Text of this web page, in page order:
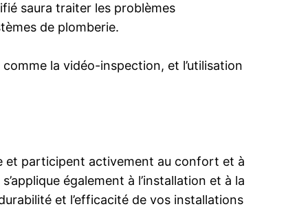
saura traiter les problèmes
de plomberie.
la vidéo-inspection, et l’utilisation
et participent activement au confort et à
également à l’installation et à la
et l’efficacité de vos installations